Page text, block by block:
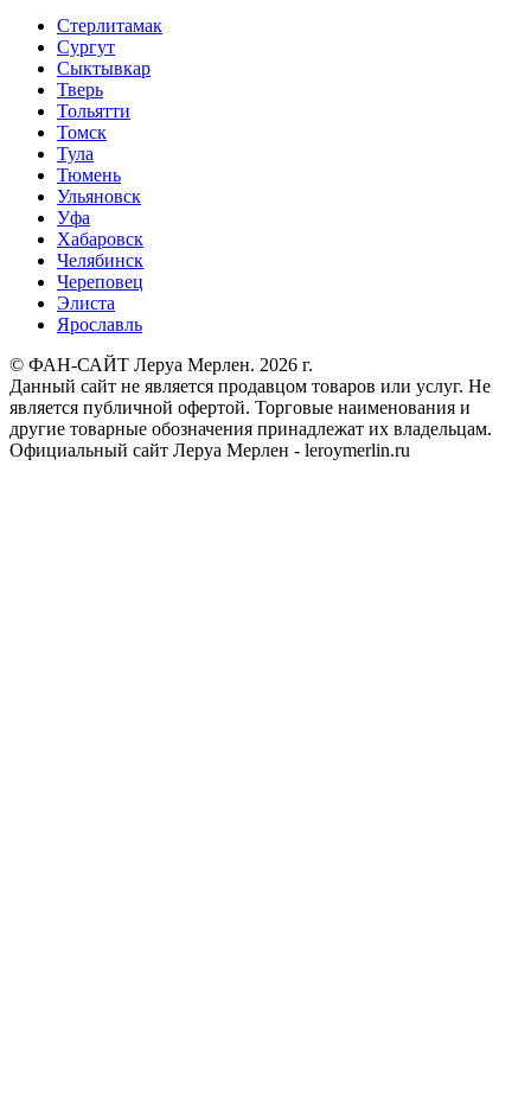
Стерлитамак
Сургут
Сыктывкар
Тверь
Тольятти
Томск
Тула
Тюмень
Ульяновск
Уфа
Хабаровск
Челябинск
Череповец
Элиста
Ярославль
© ФАН-САЙТ Леруа Мерлен. 2026 г.
Данный сайт не является продавцом товаров или услуг. Не
является публичной офертой. Торговые наименования и
другие товарные обозначения принадлежат их владельцам.
Официальный сайт Леруа Мерлен - leroymerlin.ru